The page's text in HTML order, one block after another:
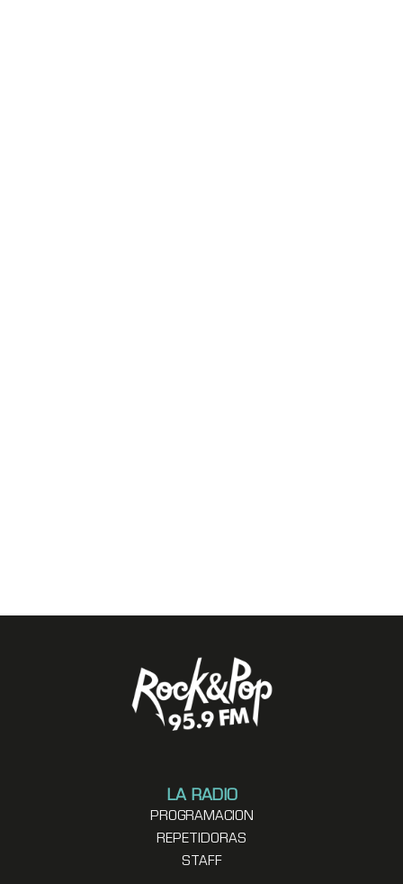
LA RADIO
PROGRAMACION
REPETIDORAS
STAFF